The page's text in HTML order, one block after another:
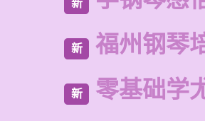
新
新 福州钢琴
新 零基础学